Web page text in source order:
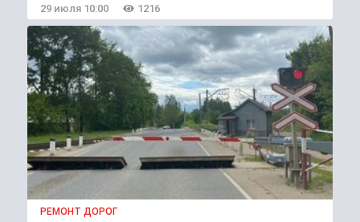
29 июля 10:00 1216
РЕМОНТ ДОРОГ